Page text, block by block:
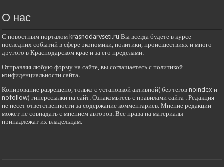
О нас
С новостным порталом krasnodarvseti.ru Вы всегда будете в курсе
последних событий в сфере экономики, политики, происшествиях и много
другого в Краснодарском крае и за его пределами.
Отправляя любую форму на сайте, вы соглашаетесь с политикой
конфиденциальности сайта.
Копирование разрешено, только с установкой активной( без тегов noindex и
nofollow) гиперссылки на сайт. Ознакомьтесь с правилами сайта . Редакция
не несет ответственности за содержание комментариев. Мнение редакции
может не совпадать с мнением авторов. Все права на материалы
принадлежат их владельцам.